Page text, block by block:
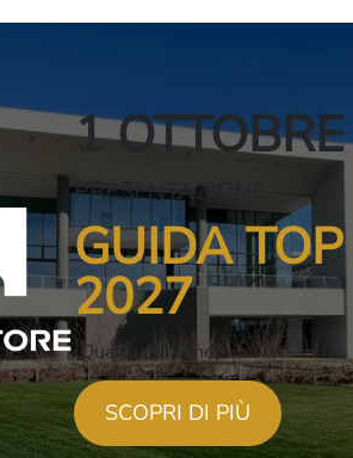
1
PRESENTAZIONE
GUIDA
2027
(Quarta edizione)
SCOPRI DI PIÙ